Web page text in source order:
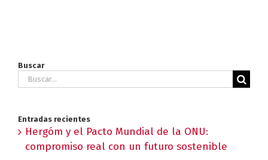
Buscar
Buscar:
Entradas recientes
Hergóm y el Pacto Mundial de la ONU:
compromiso real con un futuro sostenible